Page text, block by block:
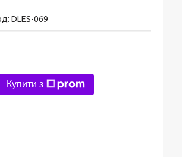
DLES-069
Купити з